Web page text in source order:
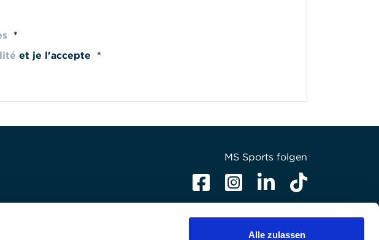
Alle zulassen
*
et je l'accepte *
MS Sports folgen